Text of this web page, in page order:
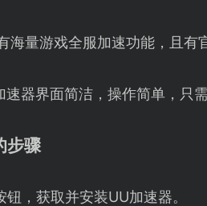
海量游戏全服加速功能，且有
速器界面简洁，操作简单，只
步骤
，获取并安装UU加速器。